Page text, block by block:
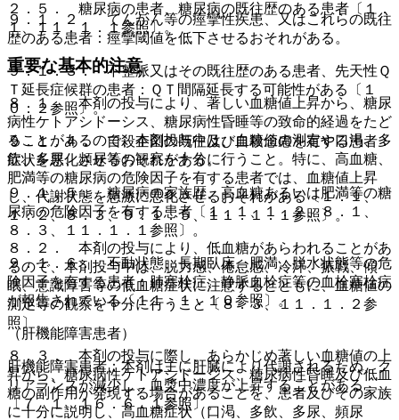
９．１．２． てんかん等の痙攣性疾患、又はこれらの既往
歴のある患者：痙攣閾値を低下させるおそれがある。
９．１．３． 不整脈又はその既往歴のある患者、先天性Ｑ
Ｔ延長症候群の患者：ＱＴ間隔延長する可能性がある〔１
０．２参照〕。
９．１．４． 自殺企図の既往及び自殺念慮を有する患者：
症状を悪化させるおそれがある。
９．１．５． 糖尿病の家族歴、高血糖あるいは肥満等の糖
尿病の危険因子を有する患者〔１．１、１．２、８．１、
８．３、１１．１．１参照〕。
９．１．６． 不動状態、長期臥床、肥満、脱水状態等の危
険因子を有する患者：肺塞栓症、静脈血栓症等の血栓塞栓症
が報告されている〔１１．１．１０参照〕。
（肝機能障害患者）
肝機能障害患者：本剤は主に肝臓により代謝されるため、ク
リアランスが減少し、血漿中濃度が上昇することがある
〔７．１、１６．６．１参照〕。
２．５． 糖尿病の患者、糖尿病の既往歴のある患者〔１．
１、１１．１．１参照〕。
重要な基本的注意
８．１． 本剤の投与により、著しい血糖値上昇から、糖尿
病性ケトアシドーシス、糖尿病性昏睡等の致命的経過をたど
ることがあるので、本剤投与中は、血糖値の測定や口渇、多
飲、多尿、頻尿等の観察を十分に行うこと。特に、高血糖、
肥満等の糖尿病の危険因子を有する患者では、血糖値上昇
し、代謝状態を急激に悪化させるおそれがある〔１．１、
１．２、８．３、９．１．５、１１．１．１参照〕。
８．２． 本剤の投与により、低血糖があらわれることがあ
るので、本剤投与中は、脱力感、倦怠感、冷汗、振戦、傾
眠、意識障害等の低血糖症状に注意するとともに、血糖値の
測定等の観察を十分に行うこと〔８．３、１１．１．２参
照〕。
８．３． 本剤の投与に際し、あらかじめ著しい血糖値の上
昇から、糖尿病性ケトアシドーシス、糖尿病性昏睡及び低血
糖の副作用が発現する場合があることを、患者及びその家族
に十分に説明し、高血糖症状（口渇、多飲、多尿、頻尿